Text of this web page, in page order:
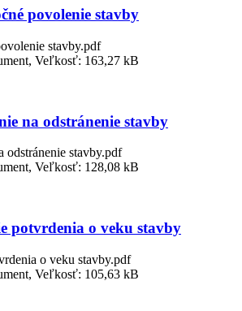
povolenie stavby
stavby.pdf
Veľkosť: 163,27 kB
na odstránenie stavby
odstránenie stavby.pdf
Veľkosť: 128,08 kB
potvrdenia o veku stavby
o veku stavby.pdf
Veľkosť: 105,63 kB